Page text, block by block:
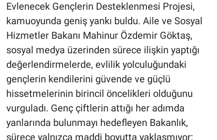
Evlenecek Gençlerin Desteklenmesi Projesi,
kamuoyunda geniş yankı buldu. Aile ve Sosyal
Hizmetler Bakanı Mahinur Özdemir Göktaş,
sosyal medya üzerinden sürece ilişkin yaptığı
değerlendirmelerde, evlilik yolculuğundaki
gençlerin kendilerini güvende ve güçlü
hissetmelerinin birincil öncelikleri olduğunu
vurguladı. Genç çiftlerin attığı her adımda
yanlarında bulunmayı hedefleyen Bakanlık,
sürece yalnızca maddi boyutta yaklaşmıyor;